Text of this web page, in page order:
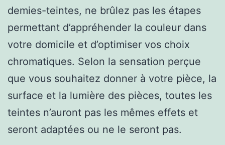
demies-teintes, ne brûlez pas les étapes
permettant d’appréhender la couleur dans
votre domicile et d’optimiser vos choix
chromatiques. Selon la sensation perçue
que vous souhaitez donner à votre pièce, la
surface et la lumière des pièces, toutes les
teintes n’auront pas les mêmes effets et
seront adaptées ou ne le seront pas.